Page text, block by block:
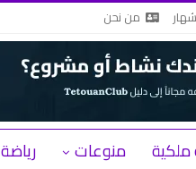
من نحن
منوعات رياضة